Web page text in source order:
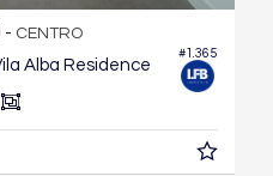
#1.365
- CENTRO
Alba Residence